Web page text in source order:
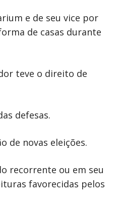
e de seu vice por
de casas durante
teve o direito de
defesas.
de novas eleições.
recorrente ou em seu
favorecidas pelos